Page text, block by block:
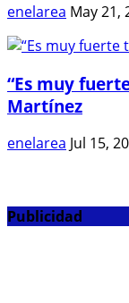
enelarea May 21,
“Es muy
Martínez
enelarea Jul 15,
Publicidad